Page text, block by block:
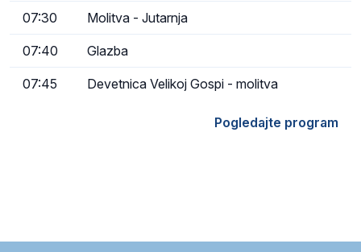
07:30 Molitva - Jutarnja
07:40 Glazba
07:45 Devetnica Velikoj Gospi - molitva
Pogledajte program